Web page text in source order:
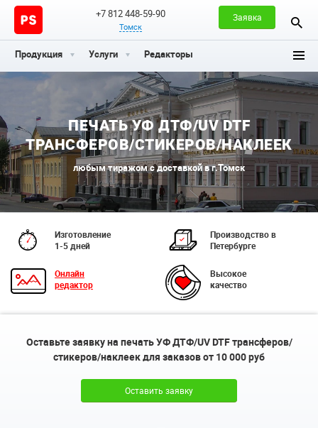
+7 812 448-59-90
Томск
Заявка
Продукция Услуги Редакторы
ПЕЧАТЬ УФ ДТФ/UV DTF
ТРАНСФЕРОВ/СТИКЕРОВ/НАКЛЕЕК
любым тиражом с доставкой в г.Томск
Изготовление
1-5 дней
Производство в
Петербурге
Онлайн
редактор
Высокое
качество
Оставьте заявку на печать УФ ДТФ/UV DTF трансферов/
стикеров/наклеек для заказов от 10 000 руб
Оставить заявку